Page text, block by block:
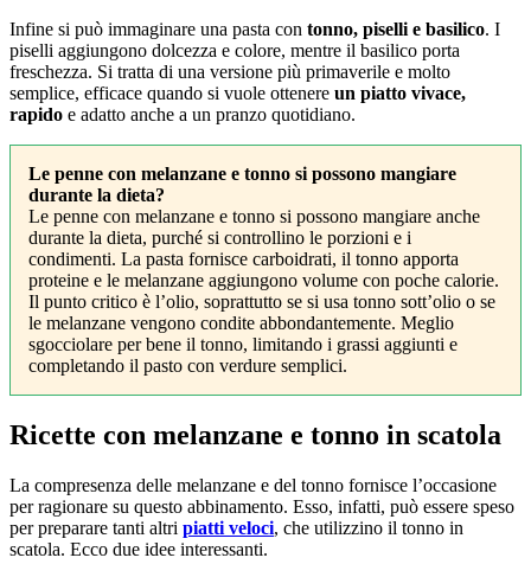
Infine si può immaginare una pasta con tonno, piselli e basilico. I
piselli aggiungono dolcezza e colore, mentre il basilico porta
freschezza. Si tratta di una versione più primaverile e molto
semplice, efficace quando si vuole ottenere un piatto vivace,
rapido e adatto anche a un pranzo quotidiano.
Le penne con melanzane e tonno si possono mangiare
durante la dieta?
Le penne con melanzane e tonno si possono mangiare anche
durante la dieta, purché si controllino le porzioni e i
condimenti. La pasta fornisce carboidrati, il tonno apporta
proteine e le melanzane aggiungono volume con poche calorie.
Il punto critico è l’olio, soprattutto se si usa tonno sott’olio o se
le melanzane vengono condite abbondantemente. Meglio
sgocciolare per bene il tonno, limitando i grassi aggiunti e
completando il pasto con verdure semplici.
Ricette con melanzane e tonno in scatola
La compresenza delle melanzane e del tonno fornisce l’occasione
per ragionare su questo abbinamento. Esso, infatti, può essere speso
per preparare tanti altri piatti veloci, che utilizzino il tonno in
scatola. Ecco due idee interessanti.